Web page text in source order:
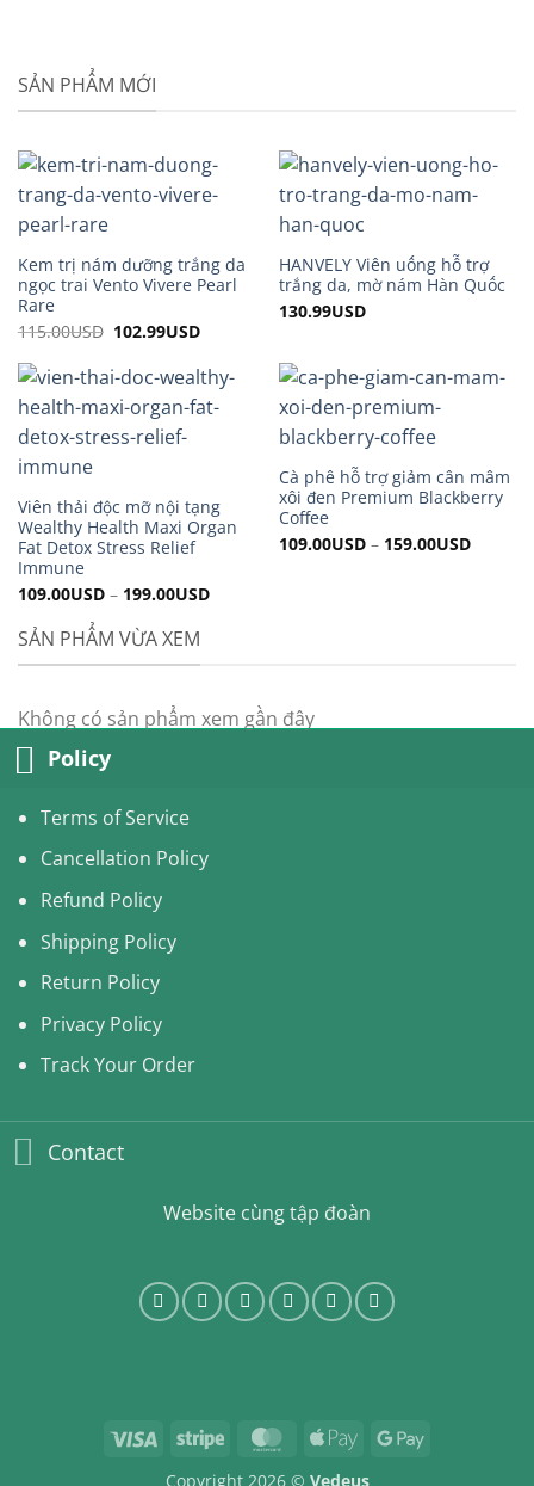
SẢN PHẨM MỚI
Kem trị nám dưỡng trắng da
ngọc trai Vento Vivere Pearl
Rare
115.00USD Original
115.00USD.
102.99USDCurrent
102.99USD.
HANVELY Viên uống hỗ trợ
trắng da, mờ nám Hàn Quốc
130.99USD
Viên thải độc mỡ nội tạng
Wealthy Health Maxi Organ
Fat Detox Stress Relief
Immune
109.00USD– 199.00USD
Cà phê hỗ trợ giảm cân mâm
xôi đen Premium Blackberry
Coffee
109.00USD– 159.00USD
SẢN PHẨM VỪA XEM
Không có sản phẩm xem gần đây
Policy
Terms of Service
Cancellation Policy
Refund Policy
Shipping Policy
Return Policy
Privacy Policy
Track Your Order
Contact
Website cùng tập đoàn
Visa Stripe MasterCardApple
Copyright 2026 © Vedeus